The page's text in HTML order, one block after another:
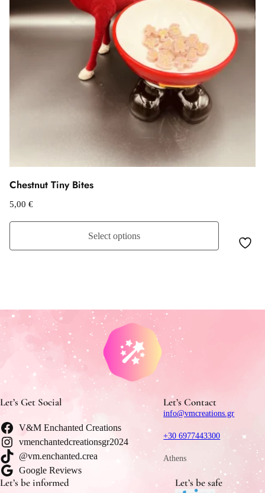
Chestnut Tiny Bites
5,00 €
Select options
Let’s Get Social
V&M Enchanted Creations
vmenchantedcreationsgr2024
@vm.enchanted.crea
Google Reviews
Let’s Contact
info@vmcreations.gr
+30 6977443300
Athens
Let’s be informed Let’s be safe